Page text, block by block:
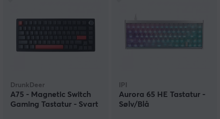
DrunkDeer
A75 - Magnetic Switch
Gaming Tastatur - Svart
IPI
Aurora 65 HE Tastatur -
Sølv/Blå